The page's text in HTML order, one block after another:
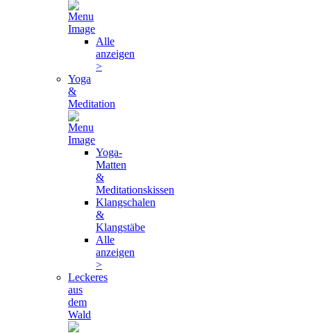
Alle
anzeigen
>
Yoga
&
Meditation
Yoga-
Matten
&
Meditationskissen
Klangschalen
&
Klangstäbe
Alle
anzeigen
>
Leckeres
aus
dem
Wald